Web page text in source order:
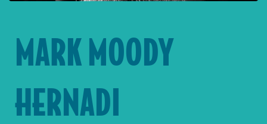
MARK MOODY
HERNADI